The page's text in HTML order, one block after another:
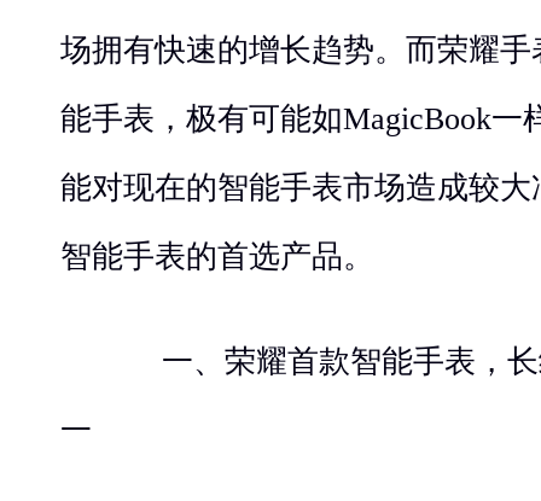
场拥有快速的增长趋势。而荣耀
能手表，极有可能如MagicBook一
能对现在的智能手表市场造成较
智能手表的首选产品。
一、荣耀首款智能手表，长
一